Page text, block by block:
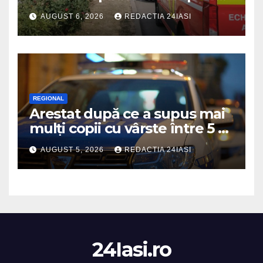
se afla la volan
AUGUST 6, 2026 REDACTIA 24IASI
REGIONAL
Arestat după ce a supus mai
mulți copii cu vârste între 5 și
16 ani unor orori de
neimaginat
AUGUST 5, 2026 REDACTIA 24IASI
24Iasi.ro